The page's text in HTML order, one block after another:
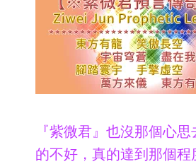
『紫微君』也沒那個心
的不好，真的達到那個